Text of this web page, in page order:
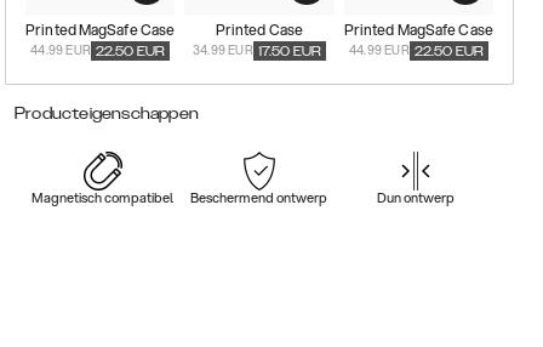
Printed MagSafe Case
44.99 EUR 22.50 EUR
Printed Case
34.99 EUR 17.50 EUR
Printed MagSafe Case
44.99 EUR 22.50 EUR
Producteigenschappen
Magnetisch compatibel Beschermend ontwerp Dun ontwerp